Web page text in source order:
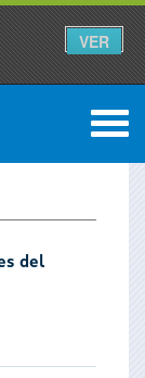
VER
0
del